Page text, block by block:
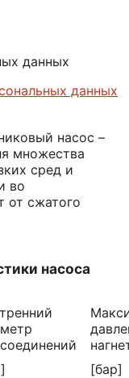
данных
данных
насос –
множества
сред и
во
от сжатого
насоса
[бар]